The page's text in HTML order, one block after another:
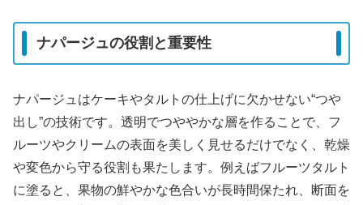
ナパージュの役割と重要性
ナパージュはケーキやタルトの仕上げに欠かせない“つや
出し”の技術です。透明でつややかな層を作ることで、フ
ルーツやクリームの表面を美しく見せるだけでなく、乾燥
や変色から守る役割も果たします。例えばフルーツタルト
に塗ると、果物の鮮やかな色合いが長時間保たれ、断面を